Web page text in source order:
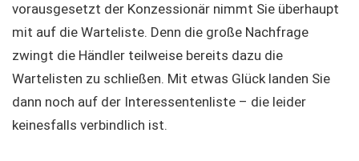
vorausgesetzt der Konzessionär nimmt Sie überhaupt
mit auf die Warteliste. Denn die große Nachfrage
zwingt die Händler teilweise bereits dazu die
Wartelisten zu schließen. Mit etwas Glück landen Sie
dann noch auf der Interessentenliste – die leider
keinesfalls verbindlich ist.